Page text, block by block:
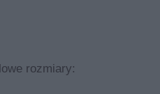
rozmiary: